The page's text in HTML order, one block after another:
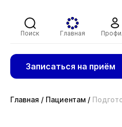
Поиск Главная
Записаться на приём
Главная / Пациентам /